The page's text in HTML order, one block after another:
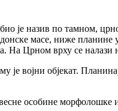
је назив по тамном,
масе, ниже планине
На Црном врху се
војни објекат.
особине